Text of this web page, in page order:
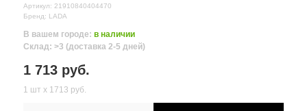
Артикул: 21910840404470
Бренд: LADA
В вашем городе: в наличии
Склад: >3 (доставка 2-5 дней)
1 713 руб.
1 шт х 1713 руб.